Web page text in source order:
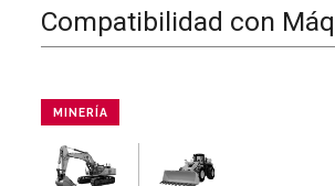
Compatibilidad con
MINERÍA